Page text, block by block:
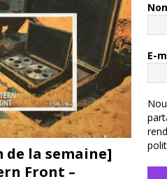
de la semaine]
Front –
E-